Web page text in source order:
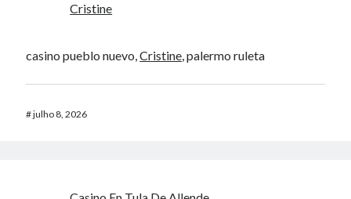
Cristine
casino pueblo nuevo,Cristine, palermo ruleta
#julho 8, 2026